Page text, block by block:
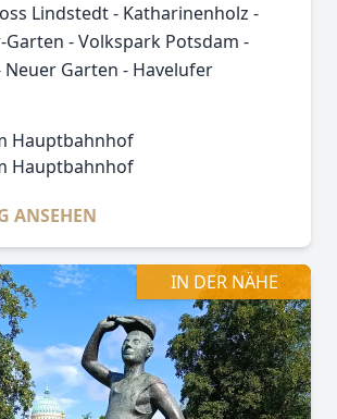
Lindstedt - Katharinenholz -
Garten - Volkspark Potsdam -
Garten - Havelufer
Hauptbahnhof
Hauptbahnhof
ANSEHEN
IN DER NÄHE